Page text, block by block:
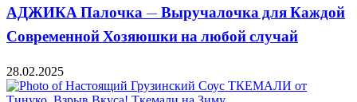
АДЖИКА Палочка — Выручалочка для Каждой
Современной Хозяюшки на любой случай
28.02.2025